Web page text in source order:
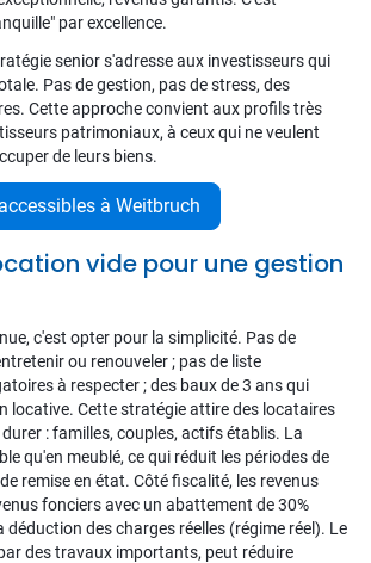
par excellence.
senior s'adresse aux investisseurs qui
Pas de gestion, pas de stress, des
Cette approche convient aux profils très
patrimoniaux, à ceux qui ne veulent
de leurs biens.
à Weitbruch
vide pour une gestion
c'est opter pour la simplicité. Pas de
ou renouveler ; pas de liste
à respecter ; des baux de 3 ans qui
locative. Cette stratégie attire des locataires
: familles, couples, actifs établis. La
qu'en meublé, ce qui réduit les périodes de
remise en état. Côté fiscalité, les revenus
fonciers avec un abattement de 30%
des charges réelles (régime réel). Le
des travaux importants, peut réduire